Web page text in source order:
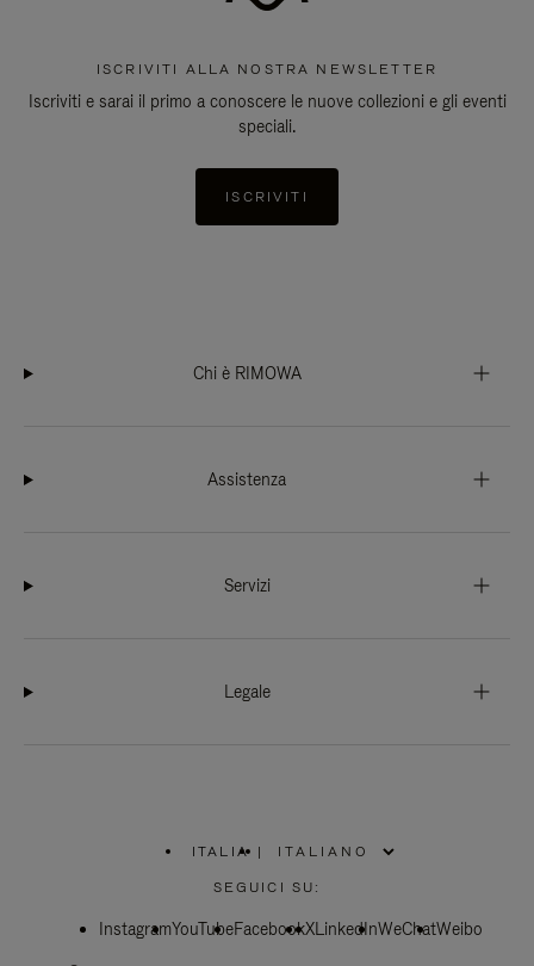
ISCRIVITI ALLA NOSTRA NEWSLETTER
Iscriviti e sarai il primo a conoscere le nuove collezioni e gli eventi
speciali.
ISCRIVITI
Chi è RIMOWA
Assistenza
Servizi
Legale
ITALIA
SELEZIONA
IL
PAESE
|
SEGUICI SU:
InstagramYouTubeFacebookXLinkedInWeChatWeibo